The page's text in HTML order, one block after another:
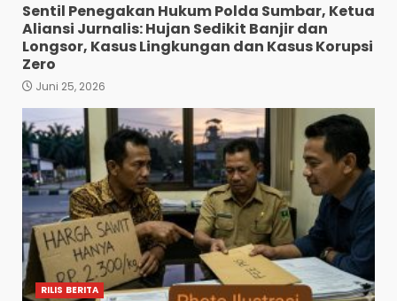
Sentil Penegakan Hukum Polda Sumbar, Ketua
Aliansi Jurnalis: Hujan Sedikit Banjir dan
Longsor, Kasus Lingkungan dan Kasus Korupsi
Zero
Juni 25, 2026
RILIS BERITA